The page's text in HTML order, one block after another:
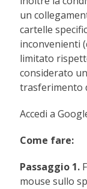
un
cartelle
inconvenienti
limitato
considerato
trasferimento
Accedi a
Come fare:
Passaggio 1.
mouse sullo